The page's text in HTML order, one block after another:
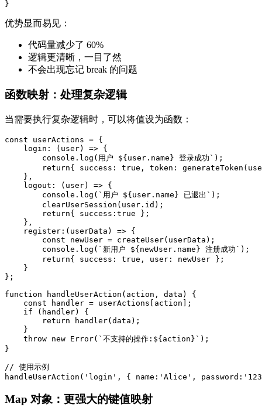
}
优势显而易见：
代码量减少了 60%
逻辑更清晰，一目了然
不会出现忘记 break 的问题
函数映射：处理复杂逻辑
当需要执行复杂逻辑时，可以将值设为函数：
const userActions = {
    login: (user) => {
        console.log(用户 ${user.name} 登录成功`);
return{ success: true, token:
    },
    logout: (user) => {
        console.log(`用户 ${user.name} 已退出`);
        clearUserSession(user.id);
        return{ success:true };
    },
    register:(userData) => {
        const newUser = createUser(userData);
        console.log(`新用户 ${newUser.name} 注册成功`);
        return{ success: true, user: newUser };
    }
};
function handleUserAction(action, data) {
    const handler = userActions[action];
    if (handler) {
        return handler(data);
    }
    throw new Error(`不支持的操作:${action}`);
}
// 使用示例
handleUserAction('login', { name:'Alice',
Map 对象：更强大的键值映射